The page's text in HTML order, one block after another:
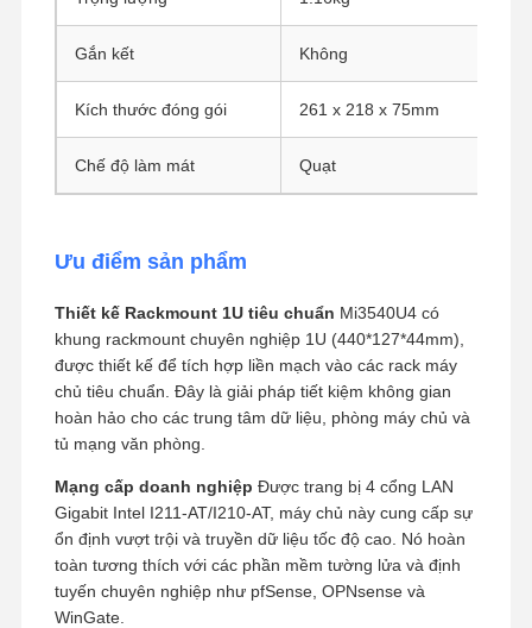
Bảng chủ tường lửa
Gắn kết Không
Kích thước đóng gói 261 x 218 x 75mm
Chế độ làm mát Quạt
Ưu điểm sản phẩm
Thiết kế Rackmount 1U tiêu chuẩn Mi3540U4 có
khung rackmount chuyên nghiệp 1U (440*127*44mm),
được thiết kế để tích hợp liền mạch vào các rack máy
chủ tiêu chuẩn. Đây là giải pháp tiết kiệm không gian
hoàn hảo cho các trung tâm dữ liệu, phòng máy chủ và
tủ mạng văn phòng.
Mạng cấp doanh nghiệp Được trang bị 4 cổng LAN
Gigabit Intel I211-AT/I210-AT, máy chủ này cung cấp sự
ổn định vượt trội và truyền dữ liệu tốc độ cao. Nó hoàn
toàn tương thích với các phần mềm tường lửa và định
tuyến chuyên nghiệp như pfSense, OPNsense và
WinGate.